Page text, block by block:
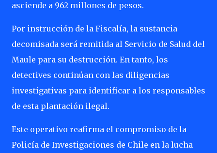
asciende a 962 millones de pesos.
Por instrucción de la Fiscalía, la sustancia
decomisada será remitida al Servicio de Salud del
Maule para su destrucción. En tanto, los
detectives continúan con las diligencias
investigativas para identificar a los responsables
de esta plantación ilegal.
Este operativo reafirma el compromiso de la
Policía de Investigaciones de Chile en la lucha